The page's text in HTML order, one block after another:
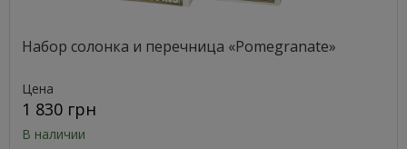
Набор солонка и перечница «Pomegranate»
Цена
1 830 грн
В наличии